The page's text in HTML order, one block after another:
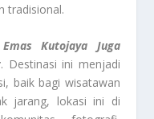
tradisional.
Kutojaya Juga
. Destinasi ini menjadi
baik bagi wisatawan
jarang, lokasi ini di